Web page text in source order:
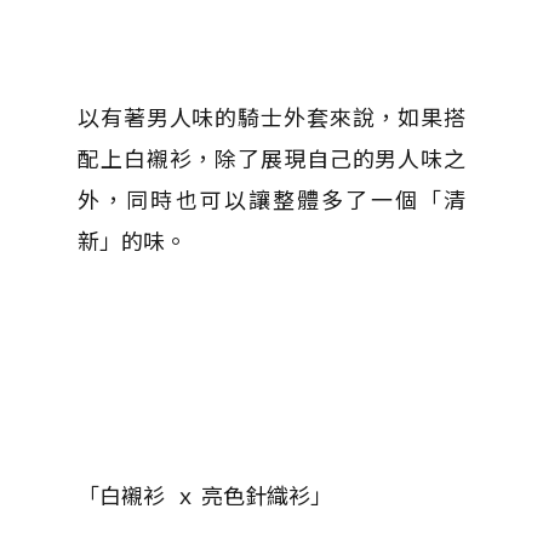
以有著男人味的騎士外套來說，如果搭
配上白襯衫，除了展現自己的男人味之
外，同時也可以讓整體多了一個「清
新」的味。
「白襯衫 ｘ 亮色針織衫」